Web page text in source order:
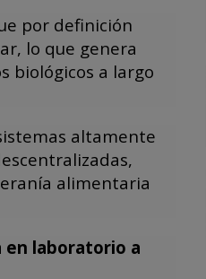
por definición
lo que genera
biológicos a largo
altamente
alimentaria
en laboratorio a